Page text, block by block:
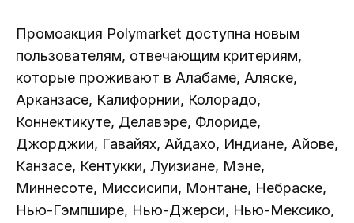
Промоакция Polymarket доступна новым
пользователям, отвечающим критериям,
которые проживают в Алабаме, Аляске,
Арканзасе, Калифорнии, Колорадо,
Коннектикуте, Делавэре, Флориде,
Джорджии, Гавайях, Айдахо, Индиане, Айове,
Канзасе, Кентукки, Луизиане, Мэне,
Миннесоте, Миссисипи, Монтане, Небраске,
Нью-Гэмпшире, Нью-Джерси, Нью-Мексико,